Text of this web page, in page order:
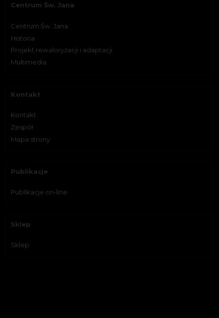
Centrum Św. Jana
Centrum Św. Jana
Historia
Projekt rewaloryzacji i adaptacji
Multimedia
Kontakt
Kontakt
Zespół
Mapa strony
Publikacje
Publikacje on-line
Sklep
Sklep